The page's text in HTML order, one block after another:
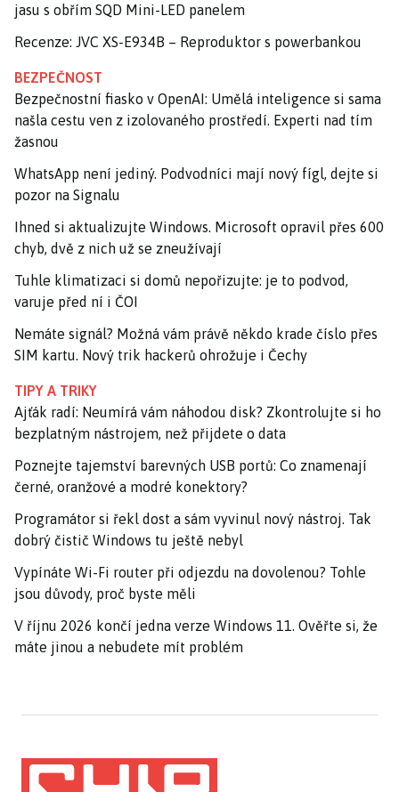
jasu s obřím SQD Mini-LED panelem
Recenze: JVC XS-E934B – Reproduktor s powerbankou
BEZPEČNOST
Bezpečnostní fiasko v OpenAI: Umělá inteligence si sama
našla cestu ven z izolovaného prostředí. Experti nad tím
žasnou
WhatsApp není jediný. Podvodníci mají nový fígl, dejte si
pozor na Signalu
Ihned si aktualizujte Windows. Microsoft opravil přes 600
chyb, dvě z nich už se zneužívají
Tuhle klimatizaci si domů nepořizujte: je to podvod,
varuje před ní i ČOI
Nemáte signál? Možná vám právě někdo krade číslo přes
SIM kartu. Nový trik hackerů ohrožuje i Čechy
TIPY A TRIKY
Ajťák radí: Neumírá vám náhodou disk? Zkontrolujte si ho
bezplatným nástrojem, než přijdete o data
Poznejte tajemství barevných USB portů: Co znamenají
černé, oranžové a modré konektory?
Programátor si řekl dost a sám vyvinul nový nástroj. Tak
dobrý čistič Windows tu ještě nebyl
Vypínáte Wi-Fi router při odjezdu na dovolenou? Tohle
jsou důvody, proč byste měli
V říjnu 2026 končí jedna verze Windows 11. Ověřte si, že
máte jinou a nebudete mít problém